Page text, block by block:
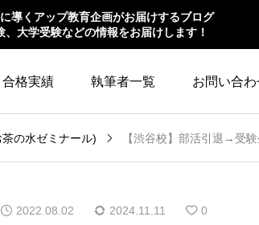
導くアップ教育企画がお届けするブログ
、大学受験などの情報をお届けします！
合格実績 執筆者一覧 お問い合わ
の水ゼミナール) 【渋谷校】部活引退→受
2022.08.02 2024.11.11 0